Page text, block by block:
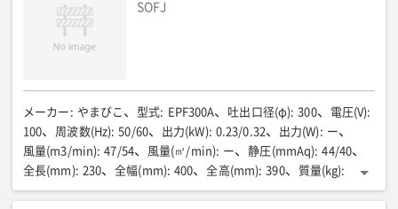
SOFJ
メーカー : やまびこ 型式: EPF300A 吐出口径(φ): 300 電圧(V):
100
周波数(Hz): 50/60 出力(kW): 0.23/0.32 出力(W): ー
風量(m3/min): 47/54 風量(㎥/min): ー 静圧(mmAq): 44/40
全長(mm): 230 全幅(mm): 400 全高(mm): 390 質量(kg):
8.75
電源コード長さ(m): 3 騒音値(Aレンジ)(dB): 71/77